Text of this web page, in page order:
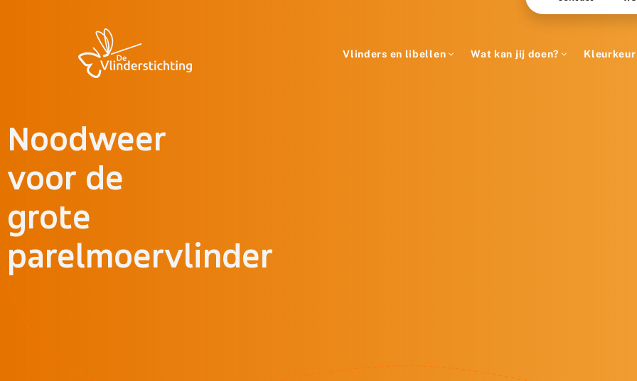
Vlinders en libellen Wat kan jij doen? Kleurkeur
Noodweer
voor de
grote
parelmoervlinder